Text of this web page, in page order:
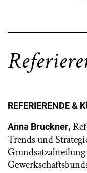
REFERIERENDE &
Anna Bruckner,
Trends und
Grundsatzabteilung